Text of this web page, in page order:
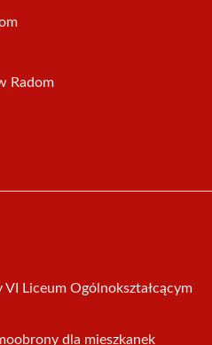
Radom
Liceum Ogólnokształcącym
dla mieszkanek